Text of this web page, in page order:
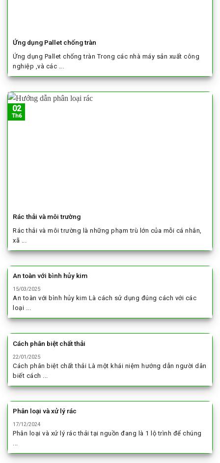
Ứng dụng Pallet chống tràn
Ứng dụng Pallet chống tràn Trong các nhà máy sản xuất công
nghiệp ,và các ...
Rác thải và môi trường
Rác thải và môi trường là những phạm trù lớn của mỗi cá nhân,
xã ...
02
Th6
An toàn với bình hủy kim
15/03/2025
An toàn với bình hủy kim Là cách sử dụng đúng cách với các
loại ...
Cách phân biệt chất thải
22/01/2025
Cách phân biệt chất thải Là một khái niệm hướng dẫn người dân
biết cách ...
Phân loại và xử lý rác
17/12/2024
Phân loại và xử lý rác thải tại nguồn đang là 1 lộ trình để chúng